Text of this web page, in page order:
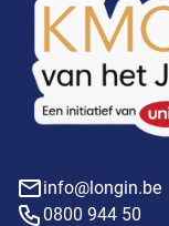
info@longin.be
0800 944 50